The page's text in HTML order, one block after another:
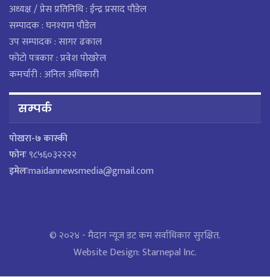
अध्यक्ष / प्रेस प्रतिनिधि : ईन्द्र प्रसाद पौडेल
सम्पादक : घनश्याम पौडेल
उप सम्पादक : सागर ढकाल
फोटो पत्रकार : प्रवेश पोखरेल
कमर्चारी : अनिल अधिकारी
सम्पर्क
पाेखरा-७ कास्की
फोनः९८५६०३२२२२
इमेलःmaidannewsmedia@gmail.com
© २०२४ - मैदान न्यूज डट कम सर्वाधिकार सुरक्षित.
Website Design:Starnepal Inc.